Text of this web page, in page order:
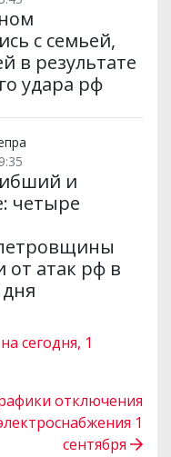
с семьей,
в результате
удара рф
и
четыре
от атак рф в
сегодня, 1
отключения
1
сентября